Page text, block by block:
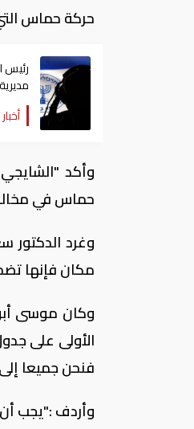
حركة حماس
رئيس
قسم
وأكد
حماس في
وغرد
مكان فإنها
وكان موسى
الأولى على
فنحن جميعا
وأردف :"يجب